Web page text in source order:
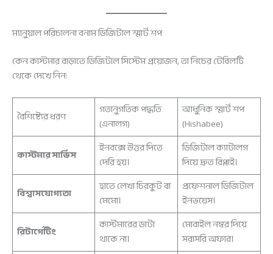
ম্যানুয়াল পরিচালনা বনাম ডিজিটাল স্মার্ট শপ
কেন কাস্টমার বাড়াতে ডিজিটাল সিস্টেম প্রয়োজন, তা নিচের টেবিলটি
থেকে দেখে নিন:
বৈশিষ্ট্যের ধরণ
গতানুগতিক পদ্ধতি
(এনালগ)
আধুনিক স্মার্ট শপ
(Hishabee)
কাস্টমার সার্ভিস
ইনবক্সে উত্তর দিতে
দেরি হয়।
ডিজিটাল ক্যাটালগ
দিয়ে দ্রুত রিপ্লাই।
বিশ্বাসযোগ্যতা
হাতে লেখা চিরকুট বা
মেমো।
প্রফেশনাল ডিজিটাল
ইনভয়েস।
রিটার্গেটিং
কাস্টমারের ডাটা
থাকে না।
মোবাইল নম্বর দিয়ে
সরাসরি অফার।